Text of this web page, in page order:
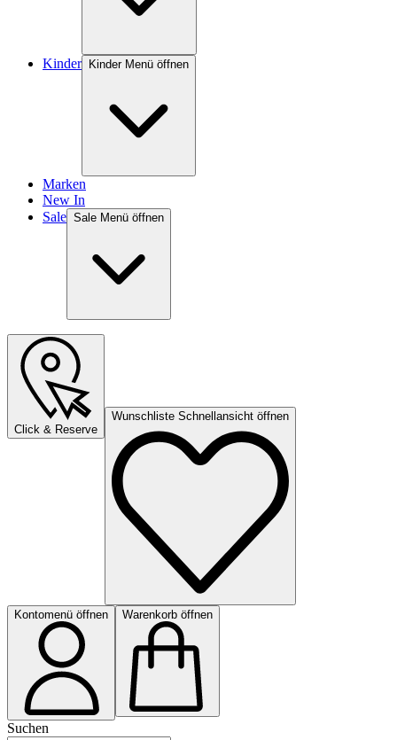
Kinder Kinder Menü öffnen
Marken
New In
Sale Sale Menü öffnen
Click & Reserve
Wunschliste Schnellansicht öffnen
Kontomenü öffnen Warenkorb öffnen
Suchen